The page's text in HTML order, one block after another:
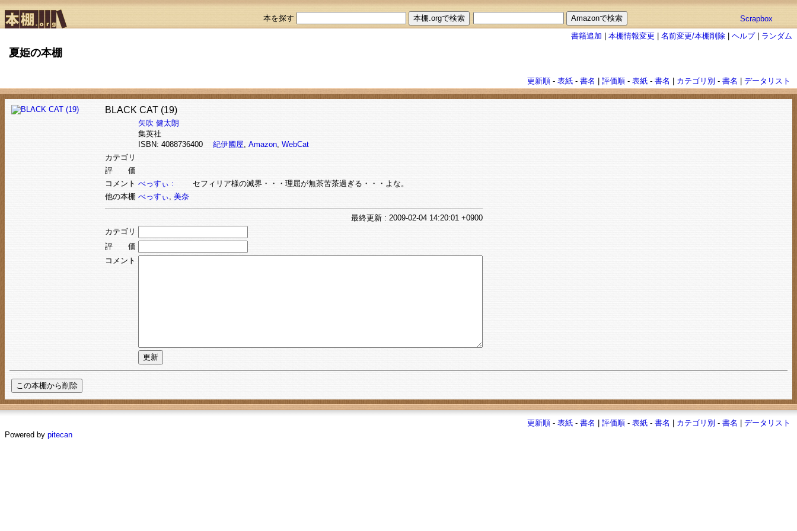
本を探す
Scrapbox
書籍追加 |本棚情報変更 |名前変更/本棚削除 |ヘルプ| ランダム
夏姫の本棚
更新順 -表紙 -書名 |評価順 -表紙 -書名 カテゴリ別 -書名 |データリスト
BLACK CAT (19)
矢吹 健太朗
集英社
ISBN: 4088736400 紀伊國屋, Amazon, WebCat
カテゴリ
評 価
コメント べっすぃ :
セフィリア様の滅界・・・理屈が無茶苦茶過ぎる・・・よな。
他の本棚 べっすぃ, 美奈
最終更新: 2009-02-04 14:20:01 +0900
カテゴリ
評 価
コメント
更新順 -表紙 -書名 |評価順 -表紙 -書名 カテゴリ別 -書名 |データリスト
Powered by pitecan